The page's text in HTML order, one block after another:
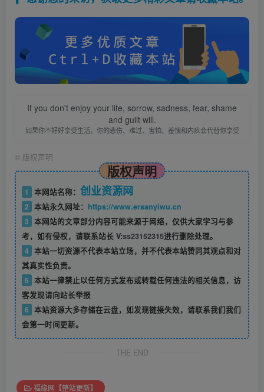
If you don't enjoy your life, sorrow, sadness, fear, shame
and guilt will.
如果你不好好享受生活，你的悲伤、难过、害怕、羞愧和内疚会代替你享受
© 版权声明
版权声明
1 本网站名称： 创业资源网
2 本站永久网址： https://www.ersanyiwu.cn
3 本网站的文章部分内容可能来源于网络，仅供大家学习与参
考，如有侵权，请联系站长 V:ss23152315进行删除处理。
4 本站一切资源不代表本站立场，并不代表本站赞同其观点和对
其真实性负责。
5 本站一律禁止以任何方式发布或转载任何违法的相关信息，访
客发现请向站长举报
6 本站资源大多存储在云盘，如发现链接失效，请联系我们我们
会第一时间更新。
THE END
福缘网【整站更新】